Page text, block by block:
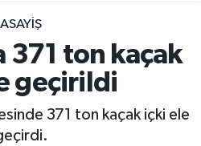
ASAYIŞ
371 ton kaçak
geçirildi
371 ton kaçak içki ele
Durumu ve Fikstür